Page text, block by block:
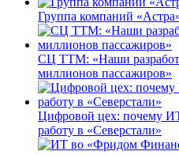
Группа компаний
СЦ ТТМ: «Наши
миллионов пассажиров»
Цифровой цех: почему
работу в «Северстали»